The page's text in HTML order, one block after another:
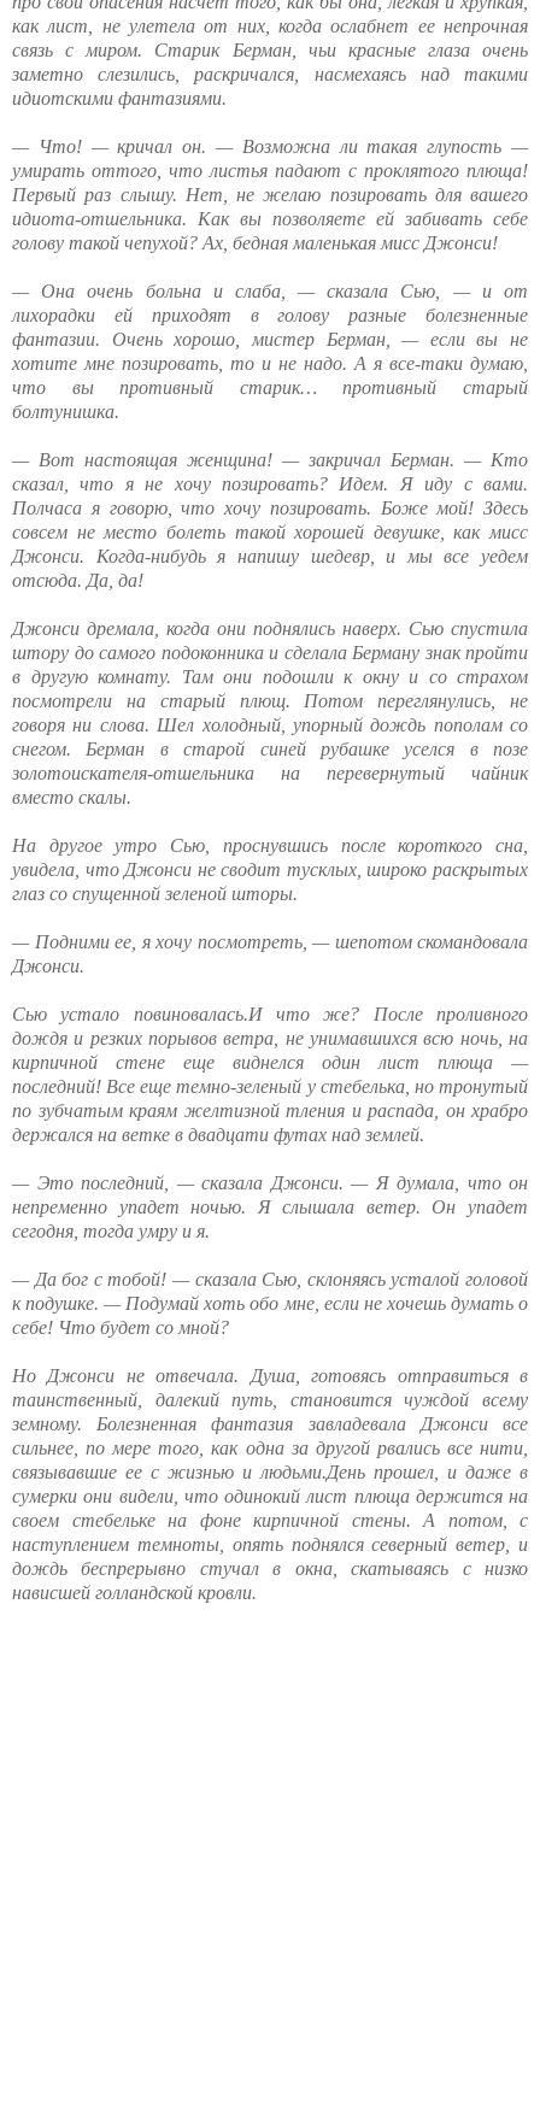
как лист, не улетела от них, когда ослабнет ее непрочная
связь с миром. Старик Берман, чьи красные глаза очень
заметно слезились, раскричался, насмехаясь над такими
идиотскими фантазиями.
— Что! — кричал он. — Возможна ли такая глупость —
умирать оттого, что листья падают с проклятого плюща!
Первый раз слышу. Нет, не желаю позировать для вашего
идиота-отшельника. Как вы позволяете ей забивать себе
голову такой чепухой? Ах, бедная маленькая мисс Джонси!
— Она очень больна и слаба, — сказала Сью, — и от
лихорадки ей приходят в голову разные болезненные
фантазии. Очень хорошо, мистер Берман, — если вы не
хотите мне позировать, то и не надо. А я все-таки думаю,
что вы противный старик… противный старый
болтунишка.
— Вот настоящая женщина! — закричал Берман. — Кто
сказал, что я не хочу позировать? Идем. Я иду с вами.
Полчаса я говорю, что хочу позировать. Боже мой! Здесь
совсем не место болеть такой хорошей девушке, как мисс
Джонси. Когда-нибудь я напишу шедевр, и мы все уедем
отсюда. Да, да!
Джонси дремала, когда они поднялись наверх. Сью спустила
штору до самого подоконника и сделала Берману знак пройти
в другую комнату. Там они подошли к окну и со страхом
посмотрели на старый плющ. Потом переглянулись, не
говоря ни слова. Шел холодный, упорный дождь пополам со
снегом. Берман в старой синей рубашке уселся в позе
золотоискателя-отшельника на перевернутый чайник
вместо скалы.
На другое утро Сью, проснувшись после короткого сна,
увидела, что Джонси не сводит тусклых, широко раскрытых
глаз со спущенной зеленой шторы.
— Подними ее, я хочу посмотреть, — шепотом скомандовала
Джонси.
Сью устало повиновалась.И что же? После проливного
дождя и резких порывов ветра, не унимавшихся всю ночь, на
кирпичной стене еще виднелся один лист плюща —
последний! Все еще темно-зеленый у стебелька, но тронутый
по зубчатым краям желтизной тления и распада, он храбро
держался на ветке в двадцати футах над землей.
— Это последний, — сказала Джонси. — Я думала, что он
непременно упадет ночью. Я слышала ветер. Он упадет
сегодня, тогда умру и я.
— Да бог с тобой! — сказала Сью, склоняясь усталой головой
к подушке. — Подумай хоть обо мне, если не хочешь думать о
себе! Что будет со мной?
Но Джонси не отвечала. Душа, готовясь отправиться в
таинственный, далекий путь, становится чуждой всему
земному. Болезненная фантазия завладевала Джонси все
сильнее, по мере того, как одна за другой рвались все нити,
связывавшие ее с жизнью и людьми.День прошел, и даже в
сумерки они видели, что одинокий лист плюща держится на
своем стебельке на фоне кирпичной стены. А потом, с
наступлением темноты, опять поднялся северный ветер, и
дождь беспрерывно стучал в окна, скатываясь с низко
нависшей голландской кровли.